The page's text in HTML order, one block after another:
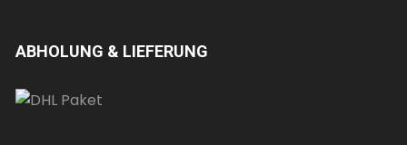
ABHOLUNG & LIEFERUNG